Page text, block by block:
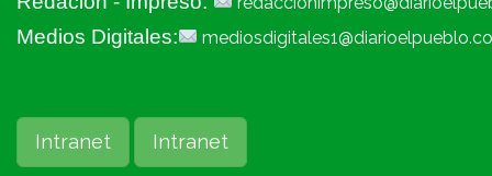
Medios Digitales:
Intranet Intranet